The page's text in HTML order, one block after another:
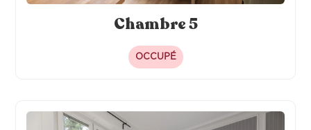
Chambre 5
OCCUPÉ